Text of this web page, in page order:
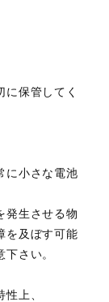
保管してく
に小さな電池
発生させる物
を及ぼす可能
さい。
上、